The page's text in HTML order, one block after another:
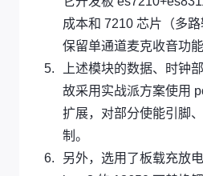
成本和 7210 芯片（多路
保留单通道麦克收音功能
上述模块的数据、时钟
故采用实战派方案使用
扩展，对部分使能引脚
制。
另外，选用了板载充放